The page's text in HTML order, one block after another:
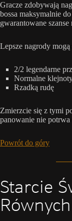
Gracze zdobywają
bossa maksymalnie
gwarantowane
Lepsze nagrody
2/2 legendarne
Normalne
Rzadką rudę
Zmierzcie się z tymi
panowanie nie
Powrót do góry
Starcie
Równych